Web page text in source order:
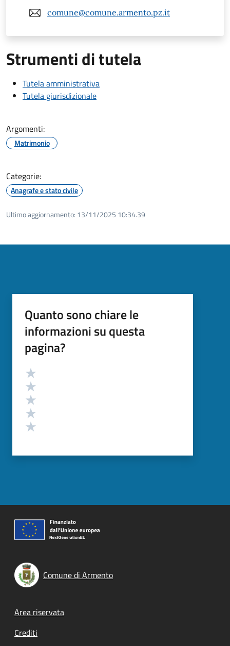
comune@comune.armento.pz.it
Strumenti di tutela
Tutela amministrativa
Tutela giurisdizionale
Argomenti:
Matrimonio
Categorie:
Anagrafe e stato civile
Ultimo aggiornamento: 13/11/2025 10:34.39
Quanto sono chiare le
informazioni su questa
pagina?
Valutazione
Comune di Armento
Footer menu
Area riservata
Crediti